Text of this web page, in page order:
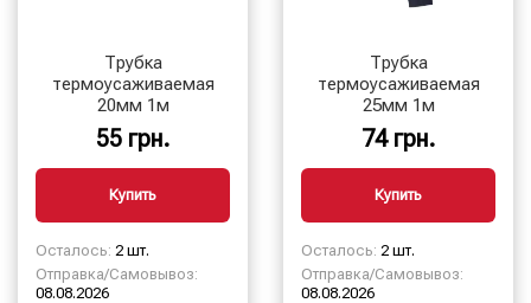
Трубка
термоусаживаемая
20мм 1м
55 грн.
Купить
Осталось: 2 шт.
Отправка/Самовывоз:
08.08.2026
Трубка
термоусаживаемая
25мм 1м
74 грн.
Купить
Осталось: 2 шт.
Отправка/Самовывоз:
08.08.2026